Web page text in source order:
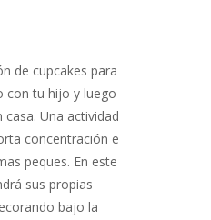
de cupcakes para
con tu hijo y luego
casa. Una actividad
concentración e
peques. En este
sus propias
bajo la